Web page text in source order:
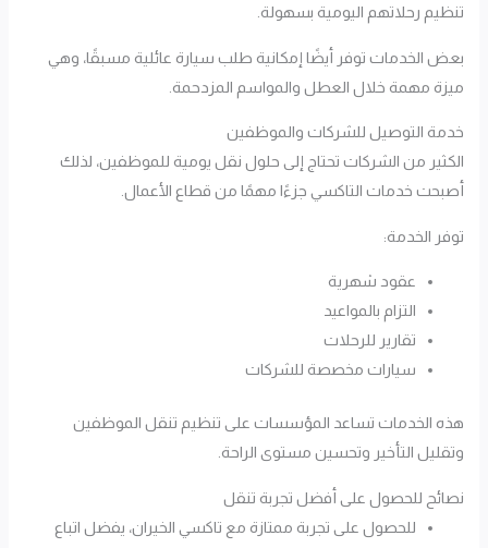
تنظيم رحلاتهم اليومية بسهولة.
بعض الخدمات توفر أيضًا إمكانية طلب سيارة عائلية مسبقًا، وهي
ميزة مهمة خلال العطل والمواسم المزدحمة.
خدمة التوصيل للشركات والموظفين
الكثير من الشركات تحتاج إلى حلول نقل يومية للموظفين، لذلك
أصبحت خدمات التاكسي جزءًا مهمًا من قطاع الأعمال.
توفر الخدمة:
عقود شهرية
التزام بالمواعيد
تقارير للرحلات
سيارات مخصصة للشركات
هذه الخدمات تساعد المؤسسات على تنظيم تنقل الموظفين
وتقليل التأخير وتحسين مستوى الراحة.
نصائح للحصول على أفضل تجربة تنقل
للحصول على تجربة ممتازة مع تاكسي الخيران، يفضل اتباع